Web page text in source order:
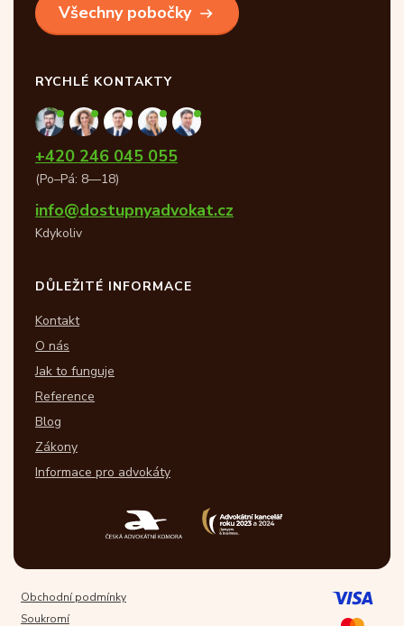
Všechny pobočky
RYCHLÉ KONTAKTY
+420 246 045 055
(Po–Pá: 8—18)
info@dostupnyadvokat.cz
Kdykoliv
DŮLEŽITÉ INFORMACE
Kontakt
O nás
Jak to funguje
Reference
Blog
Zákony
Informace pro advokáty
Obchodní podmínky
Soukromí